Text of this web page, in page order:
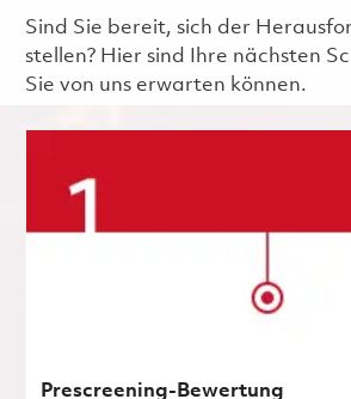
Sind Sie bereit, sich der
stellen? Hier sind Ihre nächsten
Sie von uns erwarten können.
Prescreening-Bewertung